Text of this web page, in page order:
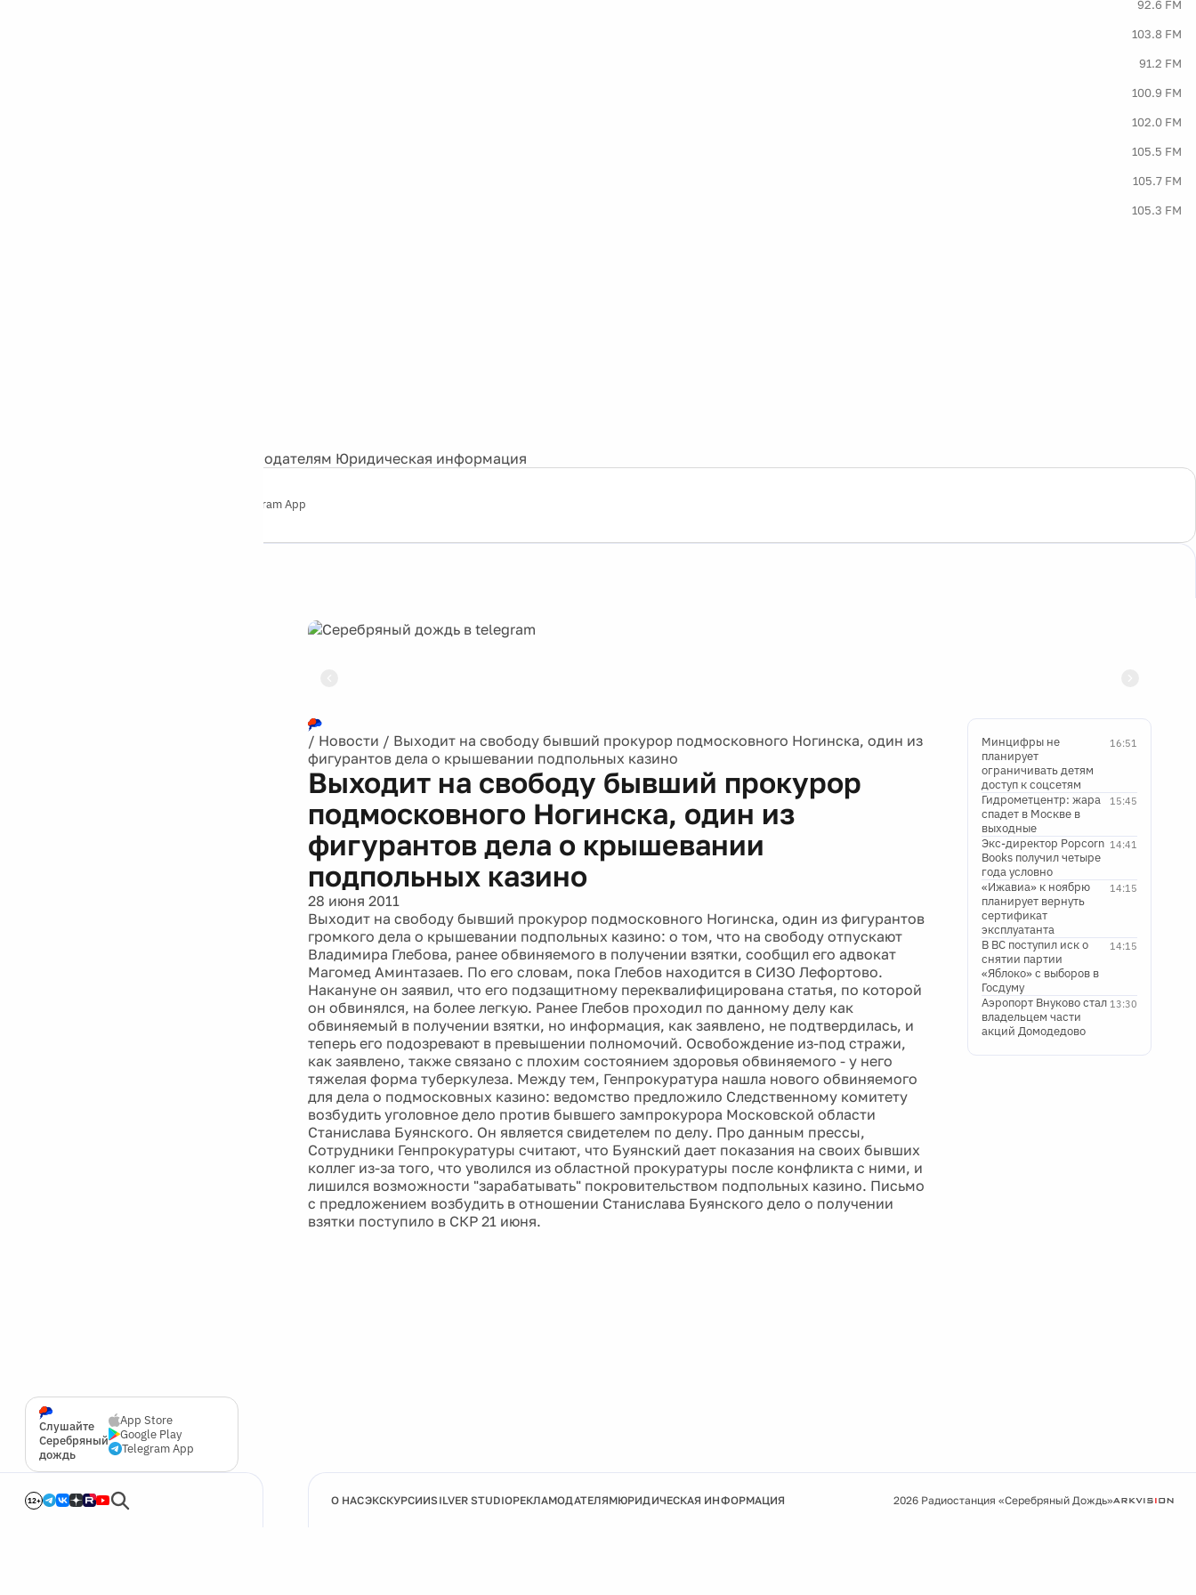
92.6 FM
103.8 FM
91.2 FM
100.9 FM
102.0 FM
105.5 FM
105.7 FM
105.3 FM
Рекламодателям Юридическая информация
Telegram App
Слушайте
Серебряный
дождь
App Store
Google Play
Telegram App
12+
/ Новости / Выходит на свободу бывший прокурор подмосковного Ногинска, один из
фигурантов дела о крышевании подпольных казино
Выходит на свободу бывший прокурор
подмосковного Ногинска, один из
фигурантов дела о крышевании
подпольных казино
28 июня 2011
Выходит на свободу бывший прокурор подмосковного Ногинска, один из фигурантов
громкого дела о крышевании подпольных казино: о том, что на свободу отпускают
Владимира Глебова, ранее обвиняемого в получении взятки, сообщил его адвокат
Магомед Аминтазаев. По его словам, пока Глебов находится в СИЗО Лефортово.
Накануне он заявил, что его подзащитному переквалифицирована статья, по которой
он обвинялся, на более легкую. Ранее Глебов проходил по данному делу как
обвиняемый в получении взятки, но информация, как заявлено, не подтвердилась, и
теперь его подозревают в превышении полномочий. Освобождение из-под стражи,
как заявлено, также связано с плохим состоянием здоровья обвиняемого - у него
тяжелая форма туберкулеза. Между тем, Генпрокуратура нашла нового обвиняемого
для дела о подмосковных казино: ведомство предложило Следственному комитету
возбудить уголовное дело против бывшего зампрокурора Московской области
Станислава Буянского. Он является свидетелем по делу. Про данным прессы,
Сотрудники Генпрокуратуры считают, что Буянский дает показания на своих бывших
коллег из-за того, что уволился из областной прокуратуры после конфликта с ними, и
лишился возможности "зарабатывать" покровительством подпольных казино. Письмо
с предложением возбудить в отношении Станислава Буянского дело о получении
взятки поступило в СКР 21 июня.
16:51
Минцифры не
планирует
ограничивать детям
доступ к соцсетям
15:45
Гидрометцентр: жара
спадет в Москве в
выходные
14:41
Экс-директор Popcorn
Books получил четыре
года условно
14:15
«Ижавиа» к ноябрю
планирует вернуть
сертификат
эксплуатанта
14:15
В ВС поступил иск о
снятии партии
«Яблоко» с выборов в
Госдуму
13:30
Аэропорт Внуково стал
владельцем части
акций Домодедово
О НАСЭКСКУРСИИSILVER STUDIOРЕКЛАМОДАТЕЛЯМЮРИДИЧЕСКАЯ ИНФОРМАЦИЯ 2026 Радиостанция «Серебряный Дождь»